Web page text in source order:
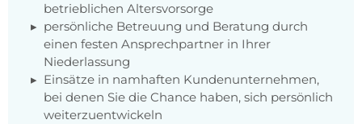
betrieblichen Altersvorsorge
persönliche Betreuung und Beratung durch
einen festen Ansprechpartner in Ihrer
Niederlassung
Einsätze in namhaften Kundenunternehmen,
bei denen Sie die Chance haben, sich persönlich
weiterzuentwickeln